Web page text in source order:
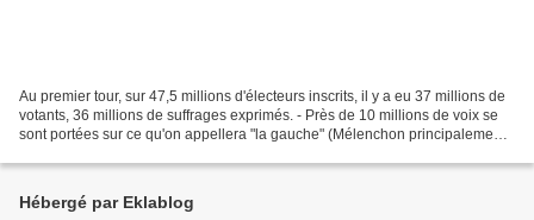
Au premier tour, sur 47,5 millions d'électeurs inscrits, il y a eu 37 millions de
votants, 36 millions de suffrages exprimés. - Près de 10 millions de voix se
sont portées sur ce qu'on appellera "la gauche" (Mélenchon principalement,
Hébergé par Eklablog